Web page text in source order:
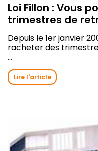
Loi Fillon : Vous
trimestres de
Depuis le 1er janvier
racheter des
...
Lire l'article